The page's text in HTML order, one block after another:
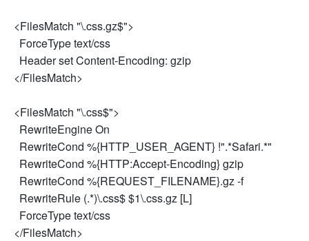
<FilesMatch "\.css.gz$">
ForceType text/css
Header set Content-Encoding: gzip
</FilesMatch>
<FilesMatch "\.css$">
RewriteEngine On
RewriteCond %{HTTP_USER_AGENT} !".*Safari.*"
RewriteCond %{HTTP:Accept-Encoding} gzip
RewriteCond %{REQUEST_FILENAME}.gz -f
RewriteRule (.*)\.css$ $1\.css.gz [L]
ForceType text/css
</FilesMatch>